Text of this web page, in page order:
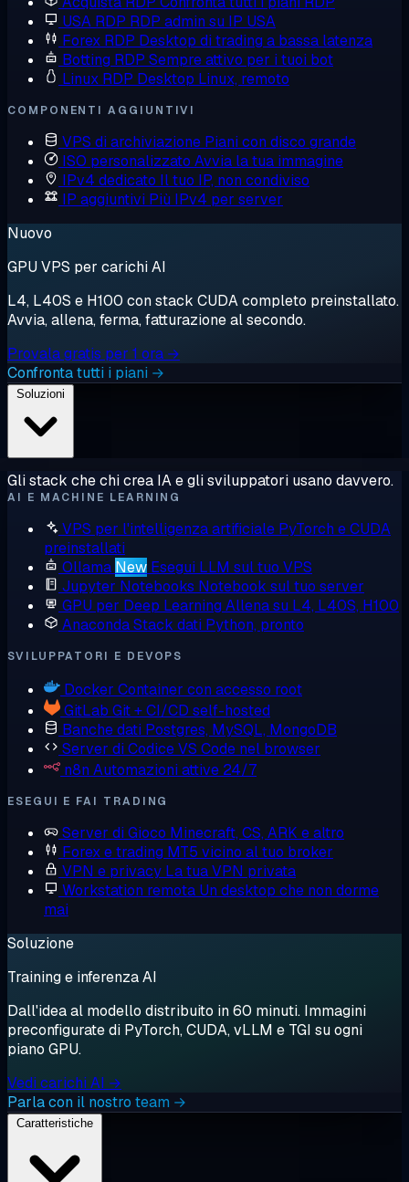
USA RDP RDP admin su IP USA
Forex RDP Desktop di trading a bassa latenza
Botting RDP Sempre attivo per i tuoi bot
Linux RDP Desktop Linux, remoto
COMPONENTI AGGIUNTIVI
VPS di archiviazione Piani con disco grande
ISO personalizzato Avvia la tua immagine
IPv4 dedicato Il tuo IP, non condiviso
IP aggiuntivi Più IPv4 per server
Nuovo
GPU VPS per carichi AI
L4, L40S e H100 con stack CUDA completo preinstallato.
Avvia, allena, ferma, fatturazione al secondo.
Provala gratis per 1 ora →
Confronta tutti i piani →
Gli stack che chi crea IA e gli sviluppatori usano davvero.
AI E MACHINE LEARNING
VPS per l'intelligenza artificiale PyTorch e CUDA
preinstallati
Ollama New Esegui LLM sul tuo VPS
Jupyter Notebooks Notebook sul tuo server
GPU per Deep Learning Allena su L4, L40S, H100
AnacondaStack dati Python, pronto
SVILUPPATORI E DEVOPS
Docker Container con accesso root
GitLab Git + CI/CD self-hosted
Banche dati Postgres, MySQL, MongoDB
Server di CodiceVS Code nel browser
n8n Automazioni attive 24/7
ESEGUI E FAI TRADING
Server di Gioco Minecraft, CS, ARK e altro
Forex e trading MT5 vicino al tuo broker
VPN e privacy La tua VPN privata
Workstation remota Un desktop che non dorme
mai
Soluzione
Training e inferenza AI
Dall'idea al modello distribuito in 60 minuti. Immagini
preconfigurate di PyTorch, CUDA, vLLM e TGI su ogni
piano GPU.
Vedi carichi AI →
Parla con il nostro team →